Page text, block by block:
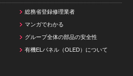
総務省登録修理業者
マンガでわかる
グループ全体の部品の安全性
有機ELパネル（OLED）について